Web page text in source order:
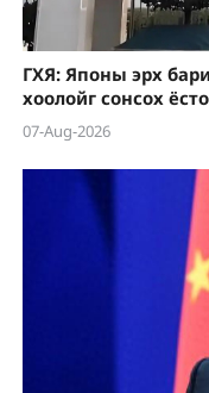
ГХЯ: Японы эрх
хоолойг сонсох
07-Aug-2026